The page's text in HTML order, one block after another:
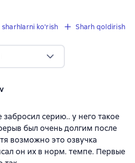
sharhlarni ko'rish Sharh qoldirish
забросил серию.. у него такое
был очень долгим после
возможно это озвучка
он их в норм. темпе. Первые